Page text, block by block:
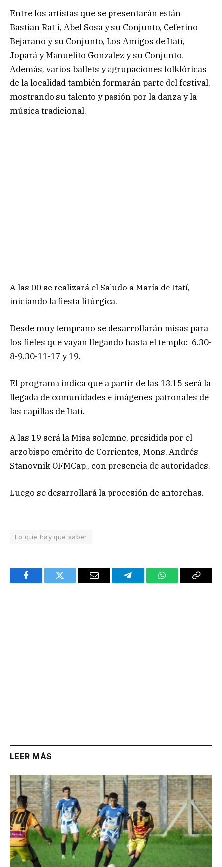
Entre los artistas que se presentarán están
Bastian Ratti, Abel Sosa y su Conjunto, Ceferino
Bejarano y su Conjunto, Los Amigos de Itatí,
Jopará y Manuelito Gonzalez y su Conjunto.
Además, varios ballets y agrupaciones folklóricas
de la localidad también formarán parte del festival,
mostrando su talento y pasión por la danza y la
música tradicional.
A las 00 se realizará el Saludo a María de Itatí,
iniciando la fiesta litúrgica.
Desde muy temprano se desarrollarán misas para
los fieles que vayan llegando hasta el templo: 6.30-
8-9.30-11-17 y 19.
El programa indica que a partir de las 18.15 será la
llegada de comunidades e imágenes patronales de
las capillas de Itatí.
A las 19 será la Misa solemne, presidida por el
arzobispo emérito de Corrientes, Mons. Andrés
Stanovnik OFMCap., con presencia de autoridades.
Luego se desarrollará la procesión de antorchas.
Lo que hay que saber
FacebookTwitter Email TelegramWhatsAppCopy
LEER MÁS